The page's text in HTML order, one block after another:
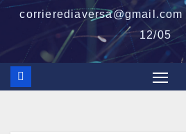
12/05